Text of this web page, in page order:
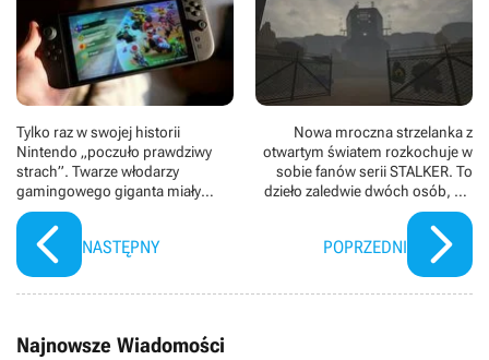
Tylko raz w swojej historii
Nintendo „poczuło prawdziwy
strach”. Twarze włodarzy
gamingowego giganta miały
wyrażać jedną myśl: „To jest nasz
koniec”
NASTĘPNY
Nowa mroczna strzelanka z
otwartym światem rozkochuje w
sobie fanów serii STALKER. To
dzieło zaledwie dwóch osób, ale
już na starcie oferuje masę
zawartości
POPRZEDNI
Najnowsze Wiadomości